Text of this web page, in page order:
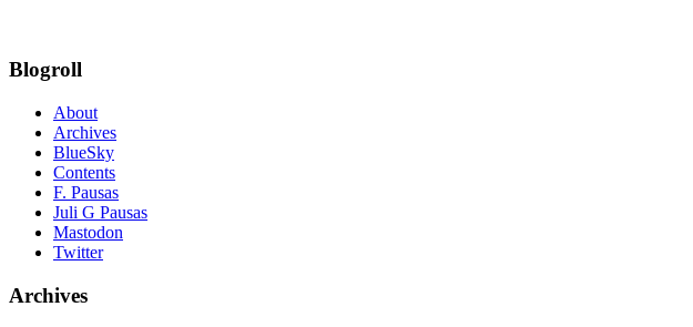
Blogroll
About
Archives
BlueSky
Contents
F. Pausas
Juli G Pausas
Mastodon
Twitter
Archives